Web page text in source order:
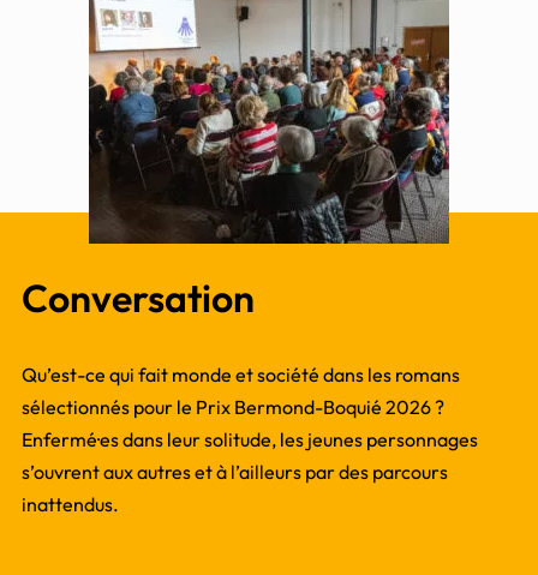
Conversation
Qu’est-ce qui fait monde et société dans les romans
sélectionnés pour le Prix Bermond-Boquié 2026 ?
Enfermé·es dans leur solitude, les jeunes personnages
s’ouvrent aux autres et à l’ailleurs par des parcours
inattendus.